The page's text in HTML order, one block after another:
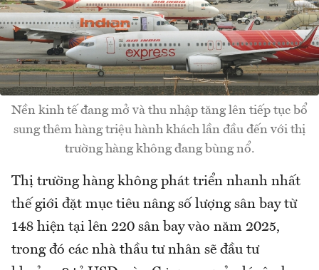
Nền kinh tế đang mở và thu nhập tăng lên tiếp tục bổ
sung thêm hàng triệu hành khách lần đầu đến với thị
trường hàng không đang bùng nổ.
Thị trường hàng không phát triển nhanh nhất
thế giới đặt mục tiêu nâng số lượng sân bay từ
148 hiện tại lên 220 sân bay vào năm 2025,
trong đó các nhà thầu tư nhân sẽ đầu tư